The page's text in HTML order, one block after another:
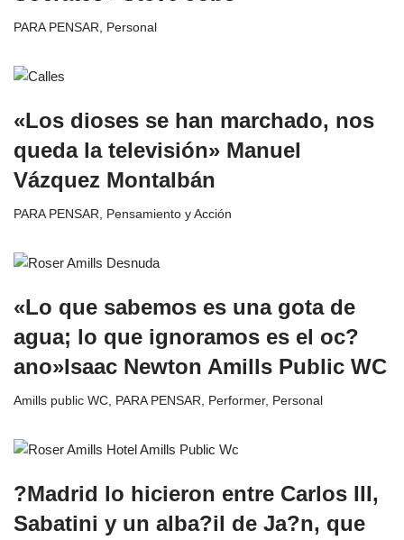
PARA PENSAR, Personal
«Los dioses se han marchado, nos
queda la televisión» Manuel
Vázquez Montalbán
PARA PENSAR, Pensamiento y Acción
«Lo que sabemos es una gota de
agua; lo que ignoramos es el oc?
ano»Isaac Newton Amills Public WC
Amills public WC, PARA PENSAR, Performer, Personal
?Madrid lo hicieron entre Carlos III,
Sabatini y un alba?il de Ja?n, que